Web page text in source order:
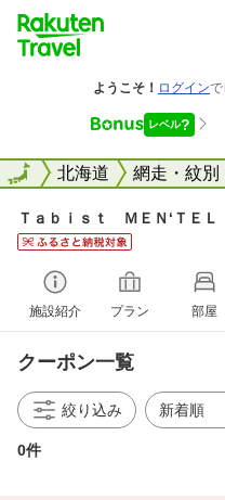
全国北海道 網走・紋別
全国
Ｔａｂｉｓｔ ＭＥＮ‘ＴＥ
施設紹介 プラン 部屋
クーポン一覧
絞り込み
0件